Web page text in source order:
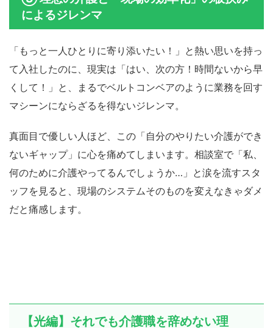
によるジレンマ
「もっと一人ひとりに寄り添いたい！」と熱い思いを持っ
て入社したのに、現実は「はい、次の方！時間ないから早
くして！」と、まるでベルトコンベアのように業務を回す
マシーンにならざるを得ないジレンマ。
真面目で優しい人ほど、この「自分のやりたい介護ができ
ないギャップ」に心を痛めてしまいます。相談室で「私、
何のために介護やってるんでしょうか…」と涙を流すスタ
ッフを見ると、現場のシステムそのものを変えなきゃダメ
だと痛感します。
【光編】それでも介護職を辞めない理